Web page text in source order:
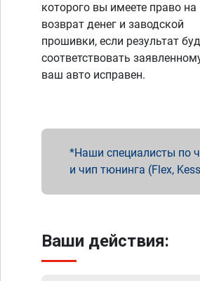
которого вы имеете право на
возврат денег и заводской
прошивки, если результат
соответствовать
ваш авто исправен.
Наши специалисты по
и чип тюнинга (Flex,
Ваши действия: